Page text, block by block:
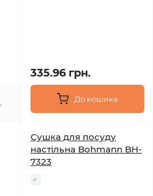
335.96 грн.
До кошика
Сушка для посуду
настільна Bohmann BH-
7323